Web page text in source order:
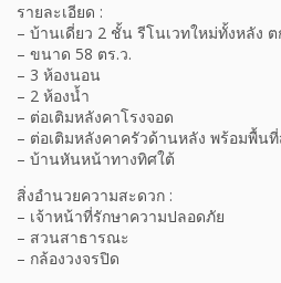
รายละเอียด :
– บ้านเดี่ยว 2 ชั้น รีโนเวทใหม่ทั้งหลัง
– ขนาด 58 ตร.ว.
– 3 ห้องนอน
– 2 ห้องน้ำ
– ต่อเติมหลังคาโรงจอด
– ต่อเติมหลังคาครัวด้านหลัง พร้อมพื้น
– บ้านหันหน้าทางทิศใต้
สิ่งอำนวยความสะดวก :
– เจ้าหน้าที่รักษาความปลอดภัย
– สวนสาธารณะ
– กล้องวงจรปิด